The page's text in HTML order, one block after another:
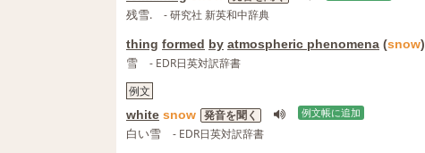
残雪. - 研究社 新英和中辞典
thing formed by atmospheric phenomena (snow)
雪
- EDR日英対訳辞書
例文
white snow 発音を聞く 例文帳に追加
白い雪 - EDR日英対訳辞書